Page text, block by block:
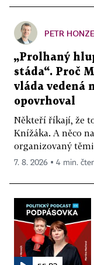
PETR
„Prolhaný
stáda“. Proč
vláda vedená
opovrhoval
Někteří říkají, že
Knížáka. A něco
organizovaný
7. 8. 2026 ▪ 4 min.